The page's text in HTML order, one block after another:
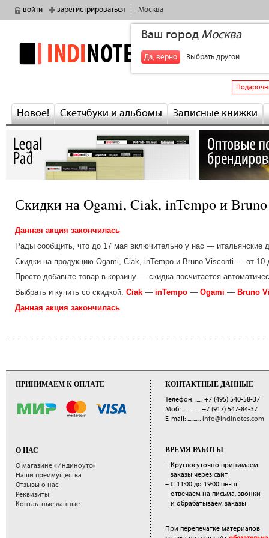
войти зарегистрироваться Москва
Ваш город Москва
Да, верно Выбрать другой
indinotes
Новое! Скетчбуки и альбомы Записные книжки
Скидки на Ogami, Ciak, inTempo и
Данная акция закончилась
Рады сообщить, что до 17 мая включительно у нас — итальянские
Скидки на продукцию Ogami, Ciak, inTempo и Bruno Visconti — от 10
Просто добавьте товар в корзину — скидка посчитается
Выбрать и купить со скидкой: Ciak — inTempo — Ogami — Bruno
Данная акция закончилась
ПРИНИМАЕМ К ОПЛАТЕ
О НАС
О магазине «Индиноутс»
Наши преимущества
Отзывы о нас
Реквизиты
Контактные данные
КОНТАКТНЫЕ ДАННЫЕ
Телефон: ...... +7 (495) 540-58-37
Моб.: .............. +7 (917) 547-84-37
E-mail: ........... info@indinotes.com
ВРЕМЯ РАБОТЫ
– Круглосуточно принимаем
заказы через сайт
– С 11:00 до 19:00 пн-пт
отвечаем на письма, звонки
и обрабатываем заказы
При перепечатке материалов